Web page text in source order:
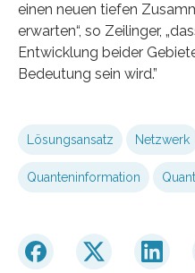
einen neuen tiefen
erwarten“, so Zeilinger,
Entwicklung beider
Bedeutung sein wird.”
Lösungsansatz Netzwerk
Quanteninformation